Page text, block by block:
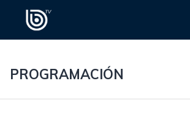
PROGRAMACIÓN